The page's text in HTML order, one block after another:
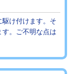
見積
け付けます。そ
。ご不明な点は